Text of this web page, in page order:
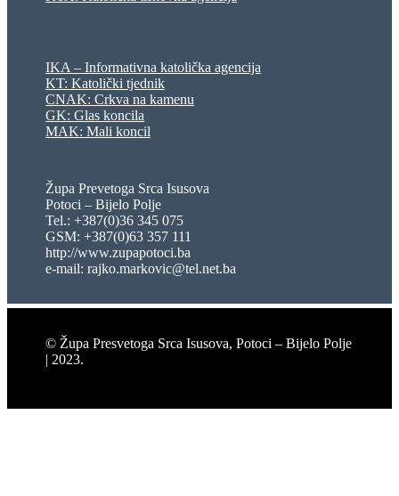
IKA – Informativna katolička agencija
KT: Katolički tjednik
CNAK: Crkva na kamenu
GK: Glas koncila
MAK: Mali koncil
Župa Prevetoga Srca Isusova
Potoci – Bijelo Polje
Tel.: +387(0)36 345 075
GSM: +387(0)63 357 111
http://www.zupapotoci.ba
e-mail: rajko.markovic@tel.net.ba
© Župa Presvetoga Srca Isusova, Potoci – Bijelo Polje
| 2023.